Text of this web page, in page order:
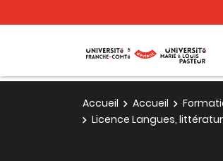
Accueil Accueil
Licence Langues,